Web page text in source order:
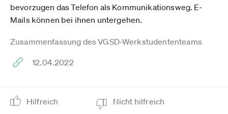
bevorzugen das Telefon als Kommunikationsweg. E-
Mails können bei ihnen untergehen.
Zusammenfassung des VGSD-Werkstudententeams
12.04.2022
Hilfreich Nicht hilfreich